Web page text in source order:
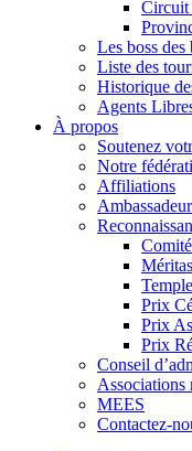
Circuit
Les boss des
Liste des
Historique
Agents
À propos
Soutenez
Notre
Affiliations
Méritas
Prix
Prix
Prix
Conseil
Associations
MEES
Contactez-